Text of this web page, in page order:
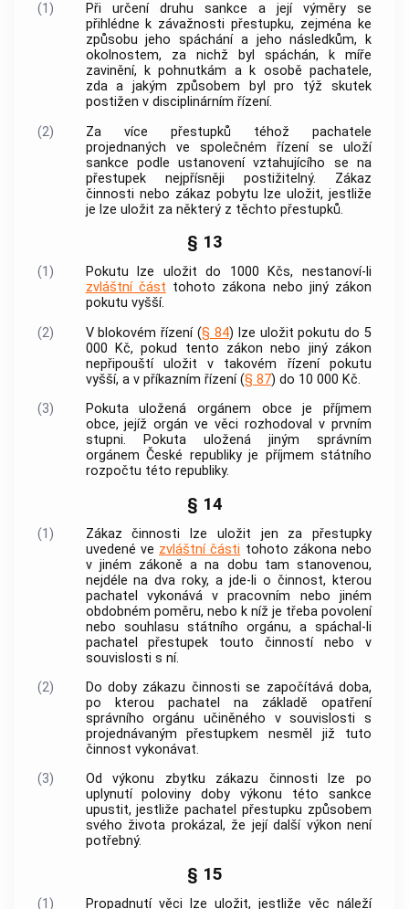
(1)
Při určení druhu sankce a její výměry se
přihlédne k závažnostipřestupku, zejména ke
způsobu jeho spáchání a jeho následkům, k
okolnostem, za nichž byl spáchán, k míře
zavinění, k pohnutkám a k osobě pachatele,
zda a jakým způsobem byl pro týž skutek
postižen v disciplinárním řízení.
(2)
Za více přestupků téhož pachatele
projednaných ve společném řízení se uloží
sankce podle ustanovení vztahujícího se na
přestupeknejpřísněji postižitelný. Zákaz
činnosti nebo zákaz pobytu lze uložit, jestliže
je lze uložit za některý z těchto přestupků.
§ 13
(1)
Pokutu lze uložit do 1000 Kčs, nestanoví-li
zvláštní část tohoto zákona nebo jiný zákon
pokutu vyšší.
(2)
V blokovém řízení (§ 84) lze uložit pokutu do 5
000 Kč, pokud tento zákon nebo jiný zákon
nepřipouští uložit v takovém řízení pokutu
vyšší, a v příkazním řízení (§ 87) do 10 000 Kč.
(3)
Pokuta uložená orgánem obce je příjmem
obce, jejíž orgán ve věci rozhodoval v prvním
stupni. Pokuta uložená jiným správním
orgánem České republiky je příjmem státního
rozpočtu této republiky.
§ 14
(1) Zákaz činnosti lze uložit jen za přestupky
uvedené ve zvláštní části tohoto zákona nebo
v jiném zákoně a na dobu tam stanovenou,
nejdéle na dva roky, a jde-li o činnost, kterou
pachatel vykonává v pracovním nebo jiném
obdobném poměru, nebo k níž je třeba povolení
nebo souhlasu státního orgánu, a spáchal-li
pachatelpřestupek touto činností nebo v
souvislosti s ní.
(2)
Do doby zákazu činnosti se započítává doba,
po kterou pachatel na základě opatření
správního orgánu učiněného v souvislosti s
projednávanýmpřestupkem nesměl již tuto
činnost vykonávat.
(3)
Od výkonu zbytku zákazu činnosti lze po
uplynutí poloviny doby výkonu této sankce
upustit, jestliže pachatelpřestupku způsobem
svého života prokázal, že její další výkon není
potřebný.
§ 15
(1)
Propadnutí věci lze uložit, jestliže věc náleží